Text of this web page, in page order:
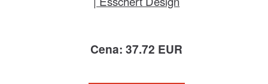
Cena: 37.72 EUR